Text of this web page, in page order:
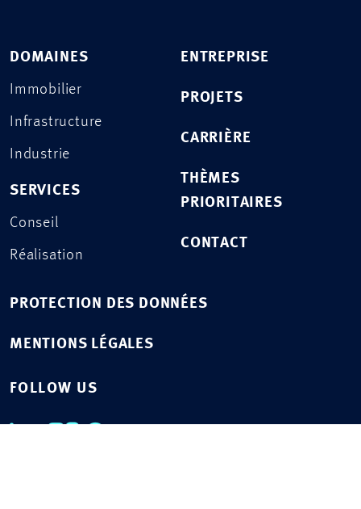
DOMAINES
Immobilier
Infrastructure
Industrie
SERVICES
Conseil
Réalisation
ENTREPRISE
PROJETS
CARRIÈRE
THÈMES
PRIORITAIRES
CONTACT
PROTECTION DES DONNÉES
MENTIONS LÉGALES
FOLLOW US